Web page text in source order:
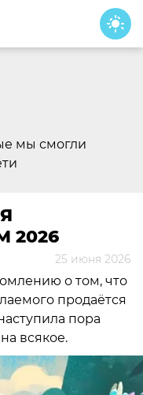
мы смогли
2026
25 июня 2026
о том, что
продаётся
пора
всякое.